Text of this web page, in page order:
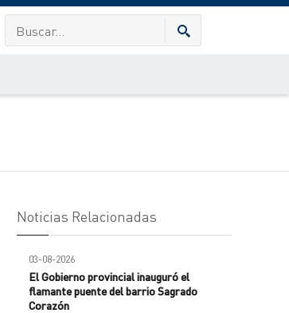
Noticias Relacionadas
03-08-2026
El Gobierno provincial inauguró el
flamante puente del barrio Sagrado
Corazón